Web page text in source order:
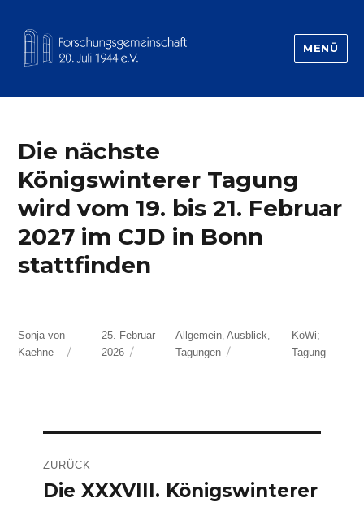
Forschungsgemeinschaft 20.Juli 1944
MENÜ
Die nächste
Königswinterer Tagung
wird vom 19. bis 21. Februar
2027 im CJD in Bonn
stattfinden
Autor
Sonja von
Kaehne
Veröffentlicht
am
25. Februar
2026
Kategorien
Allgemein, Ausblick
Tagungen
Schlagwörter
KöWi;
Tagung
ZURÜCK
Vorheriger
Die XXXVIII. Königswinterer